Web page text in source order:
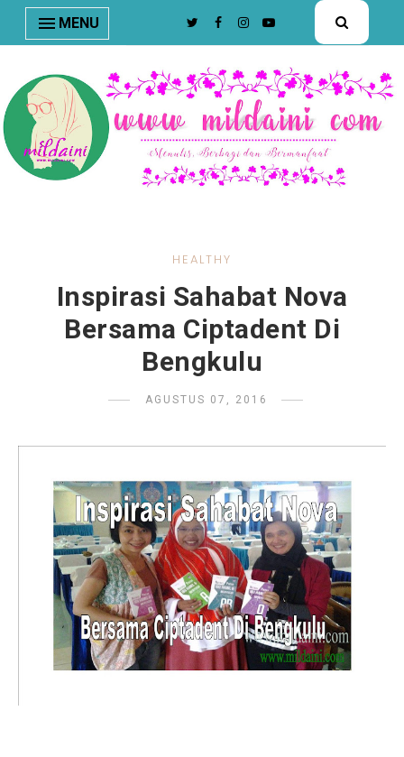
nav#menunav { border-bottom: 1px solid #e8e8e8; }
MENU
HEALTHY
Inspirasi Sahabat Nova
Bersama Ciptadent Di
Bengkulu
AGUSTUS 07, 2016